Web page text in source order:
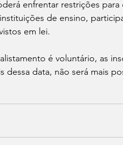
enfrentar restrições
de ensino,
em lei.
é voluntário, as
dessa data, não será mais